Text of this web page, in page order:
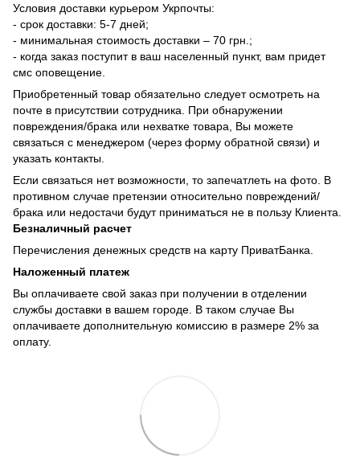
Условия доставки курьером Укрпочты:
- срок доставки: 5-7 дней;
- минимальная стоимость доставки – 70 грн.;
- когда заказ поступит в ваш населенный пункт, вам придет
смс оповещение.
Приобретенный товар обязательно следует осмотреть на
почте в присутствии сотрудника. При обнаружении
повреждения/брака или нехватке товара, Вы можете
связаться с менеджером (через форму обратной связи) и
указать контакты.
Если связаться нет возможности, то запечатлеть на фото. В
противном случае претензии относительно повреждений/
брака или недостачи будут приниматься не в пользу Клиента.
Безналичный расчет
Перечисления денежных средств на карту ПриватБанка.
Наложенный платеж
Вы оплачиваете свой заказ при получении в отделении
службы доставки в вашем городе. В таком случае Вы
оплачиваете дополнительную комиссию в размере 2% за
оплату.